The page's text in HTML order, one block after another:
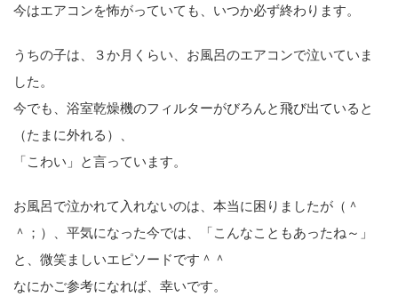
今はエアコンを怖がっていても、いつか必ず終わります。
うちの子は、３か月くらい、お風呂のエアコンで泣いていま
した。
今でも、浴室乾燥機のフィルターがびろんと飛び出ていると
（たまに外れる）、
「こわい」と言っています。
お風呂で泣かれて入れないのは、本当に困りましたが（＾
＾；）、平気になった今では、「こんなこともあったね～」
と、微笑ましいエピソードです＾＾
なにかご参考になれば、幸いです。